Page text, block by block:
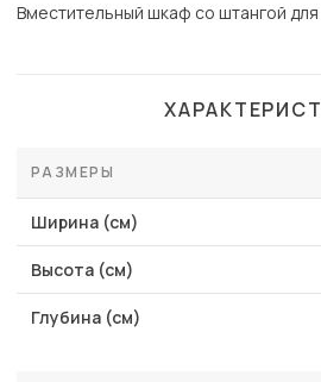
Вместительный шкаф со штангой
РАЗМЕРЫ
Ширина (см)
Высота (см)
Глубина (см)